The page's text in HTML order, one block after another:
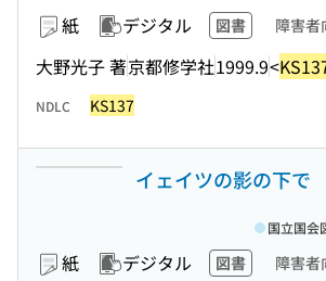
紙 デジタル 図書 障害者
大野光子 著京都修学社1999.9<
NDLC KS137
イェイツの影の下で
紙 デジタル 図書 障害者
国立国会